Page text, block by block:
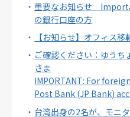
重要なお知らせ
の銀行口座の方
【お知らせ】オフィス移
ご確認ください：ゆうち
さま
IMPORTANT: For
Post Bank (JP Bank)
台湾出身の2名が、モニ